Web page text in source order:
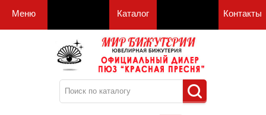
Меню Каталог Контакты